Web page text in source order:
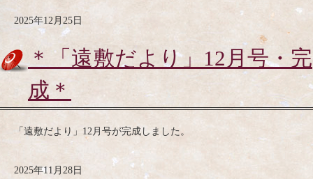
2025年12月25日
＊「遠敷だより」12月号・完
成＊
「遠敷だより」12月号が完成しました。
2025年11月28日